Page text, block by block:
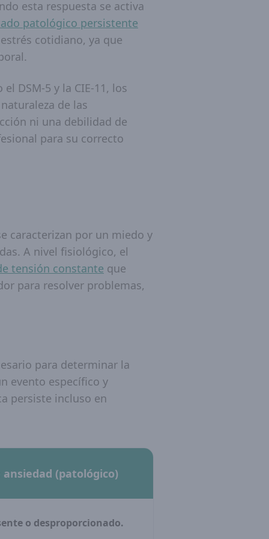
esta respuesta se activa
patológico persistente
cotidiano, ya que
DSM-5 y la CIE-11, los
de las
ni una debilidad de
para su correcto
caracterizan por un miedo y
A nivel fisiológico, el
tensión constante que
para resolver problemas,
para determinar la
evento específico y
persiste incluso en
(patológico)
o desproporcionado.